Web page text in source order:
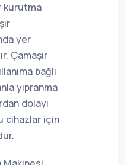
kurutma
yer
Çamaşır
bağlı
yıpranma
dolayı
cihazlar için